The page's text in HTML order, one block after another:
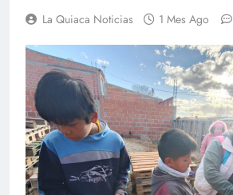
La Quiaca Noticias 1 Mes Ago